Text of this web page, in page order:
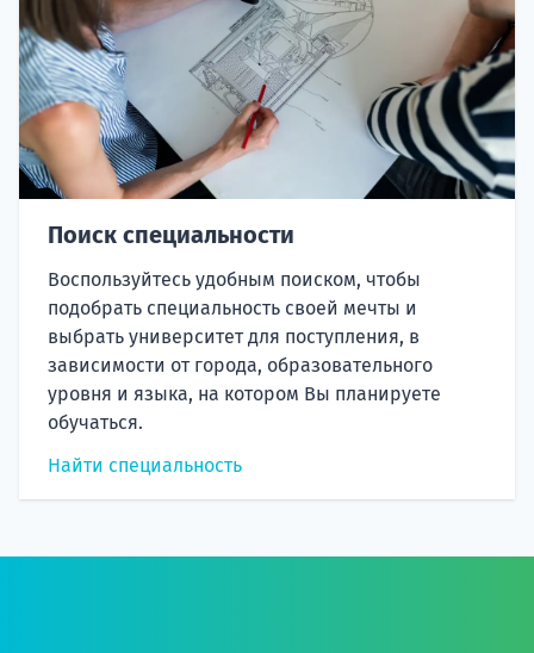
Поиск специальности
Воспользуйтесь удобным поиском, чтобы
подобрать специальность своей мечты и
выбрать университет для поступления, в
зависимости от города, образовательного
уровня и языка, на котором Вы планируете
обучаться.
Найти специальность